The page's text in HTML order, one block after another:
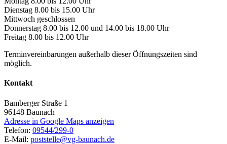
Dienstag 8.00 bis 15.00 Uhr
Mittwoch geschlossen
Donnerstag 8.00 bis 12.00 und 14.00 bis 18.00 Uhr
Freitag 8.00 bis 12.00 Uhr
Terminvereinbarungen außerhalb dieser Öffnungszeiten sind
möglich.
Kontakt
Bamberger Straße 1
96148 Baunach
Adresse in Google Maps anzeigen
Telefon: 09544/299-0
E-Mail: poststelle@vg-baunach.de